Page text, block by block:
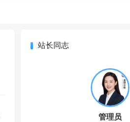
站长同志
管理员